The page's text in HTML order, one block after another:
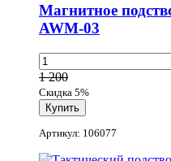
Магнитное
AWM-03
1 200
Скидка 5%
Артикул: 106077